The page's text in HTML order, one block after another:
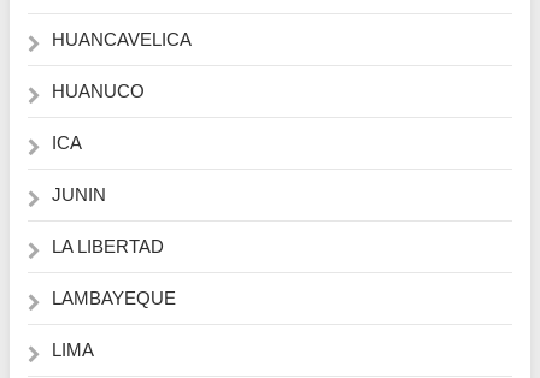
HUANCAVELICA
HUANUCO
ICA
JUNIN
LA LIBERTAD
LAMBAYEQUE
LIMA